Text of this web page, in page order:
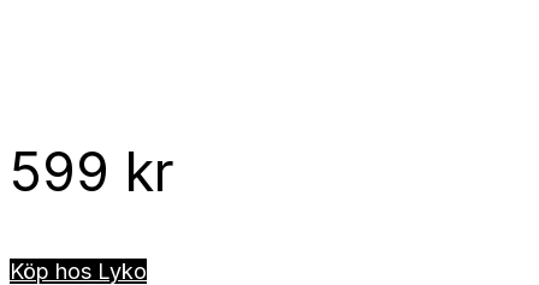
599 kr
Köp hos Lyko